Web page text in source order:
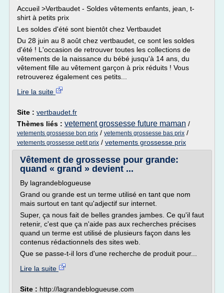
Accueil >Vertbaudet - Soldes vêtements enfants, jean, t-
shirt à petits prix
Les soldes d'été sont bientôt chez Vertbaudet
Du 28 juin au 8 août chez vertbaudet, ce sont les soldes
d'été ! L'occasion de retrouver toutes les collections de
vêtements de la naissance du bébé jusqu'à 14 ans, du
vêtement fille au vêtement garçon à prix réduits ! Vous
retrouverez également ces petits...
Lire la suite
Site : vertbaudet.fr
Thèmes liés : vetement grossesse future maman /
vetements grossesse bon prix / vetements grossesse bas prix /
vetements grossesse petit prix / vetements grossesse prix
Vêtement de grossesse pour grande:
quand « grand » devient ...
By lagrandeblogueuse
Grand ou grande est un terme utilisé en tant que nom
mais surtout en tant qu'adjectif sur internet.
Super, ça nous fait de belles grandes jambes. Ce qu'il faut
retenir, c'est que ça n'aide pas aux recherches précises
quand un terme est utilisé de plusieurs façon dans les
contenus rédactionnels des sites web.
Que se passe-t-il lors d'une recherche de produit pour...
Lire la suite
Site : http://lagrandeblogueuse.com